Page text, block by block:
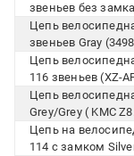
звеньев без замка
Цепь
звеньев Gray
Цепь
116 звеньев (XZ-
Цепь
Grey/Grey ( KMC
Цепь на
114 с замком